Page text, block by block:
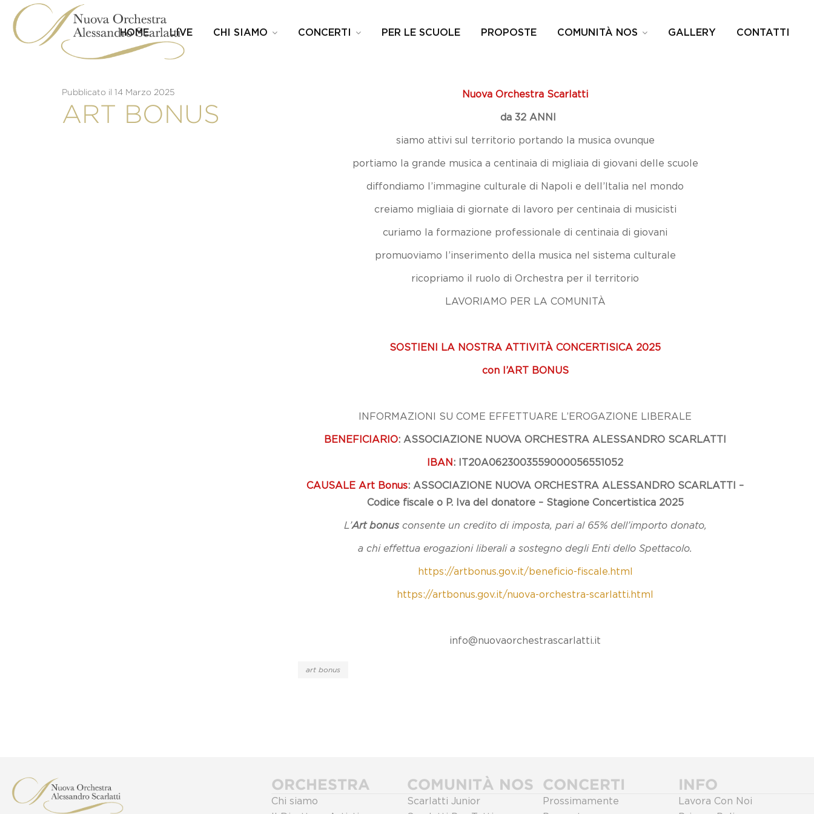
content
HOME LIVE CHI SIAMO CONCERTI PER LE SCUOLE PROPOSTE COMUNITÀ NOS GALLERY CONTATTI
Pubblicato il 14 Marzo 2025
ART BONUS
Nuova Orchestra Scarlatti
da 32 ANNI
siamo attivi sul territorio portando la musica ovunque
portiamo la grande musica a centinaia di migliaia di giovani delle scuole
diffondiamo l’immagine culturale di Napoli e dell’Italia nel mondo
creiamo migliaia di giornate di lavoro per centinaia di musicisti
curiamo la formazione professionale di centinaia di giovani
promuoviamo l’inserimento della musica nel sistema culturale
ricopriamo il ruolo di Orchestra per il territorio
LAVORIAMO PER LA COMUNITÀ
SOSTIENI LA NOSTRA ATTIVITÀ CONCERTISICA 2025
con l’ART BONUS
INFORMAZIONI SU COME EFFETTUARE L’EROGAZIONE LIBERALE
BENEFICIARIO: ASSOCIAZIONE NUOVA ORCHESTRA ALESSANDRO SCARLATTI
IBAN : IT20A0623003559000056551052
CAUSALE Art Bonus: ASSOCIAZIONE NUOVA ORCHESTRA ALESSANDRO SCARLATTI –
Codice fiscale o P. Iva del donatore – Stagione Concertistica 2025
L’Art bonusconsente un credito di imposta, pari al 65% dell’importo donato,
a chi effettua erogazioni liberali a sostegno degli Enti dello Spettacolo.
https://artbonus.gov.it/beneficio-fiscale.html
https://artbonus.gov.it/nuova-orchestra-scarlatti.html
info@nuovaorchestrascarlatti.it
art bonus
ORCHESTRA
Chi siamo
COMUNITÀ NOS
Scarlatti Junior
CONCERTI
Prossimamente
INFO
Lavora Con Noi